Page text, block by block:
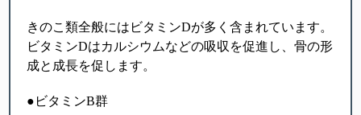
きのこ類全般にはビタミンDが多く含まれています。
ビタミンDはカルシウムなどの吸収を促進し、骨の形
成と成長を促します。
●ビタミンB群